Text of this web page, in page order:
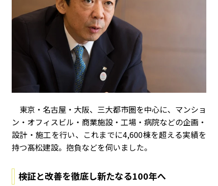
東京・名古屋・大阪、三大都市圏を中心に、マンショ
ン・オフィスビル・商業施設・工場・病院などの企画・
設計・施工を行い、これまでに4,600棟を超える実績を
持つ髙松建設。抱負などを伺いました。
検証と改善を徹底し新たなる100年へ